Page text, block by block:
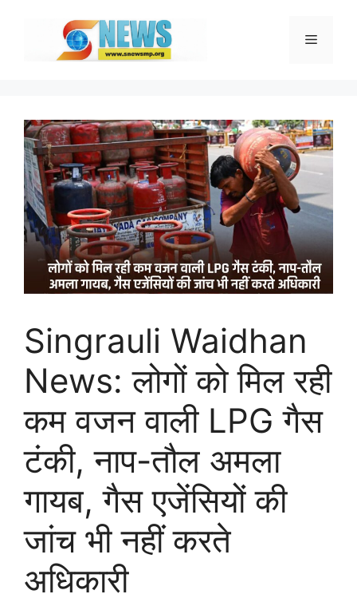
Menu
Singrauli Waidhan
News: लोगों को मिल रही
कम वजन वाली LPG गैस
टंकी, नाप-तौल अमला
गायब, गैस एजेंसियों की
जांच भी नहीं करते
अधिकारी